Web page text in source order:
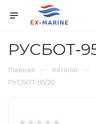
Главная — Каталог —
РУСБОТ‑95/20